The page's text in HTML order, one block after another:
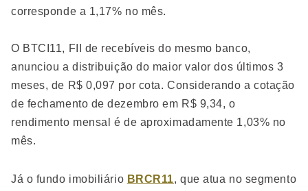
corresponde a 1,17% no mês.
O BTCI11, FII de recebíveis do mesmo banco,
anunciou a distribuição do maior valor dos últimos 3
meses, de R$ 0,097 por cota. Considerando a cotação
de fechamento de dezembro em R$ 9,34, o
rendimento mensal é de aproximadamente 1,03% no
mês.
Já o fundo imobiliário BRCR11, que atua no segmento